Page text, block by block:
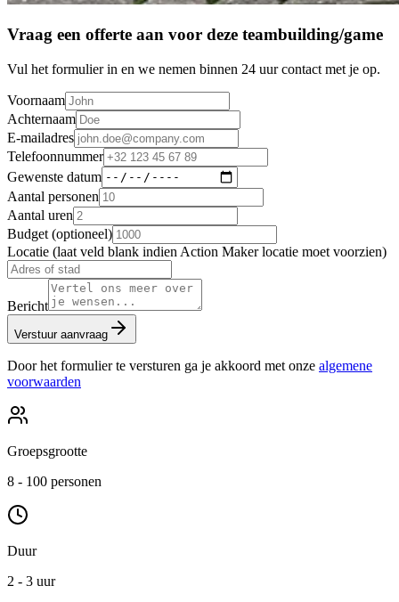
Vraag een offerte aan voor deze teambuilding/game
Vul het formulier in en we nemen binnen 24 uur contact met je op.
Voornaam
Achternaam
E-mailadres
Telefoonnummer
Gewenste datum
Aantal personen
Aantal uren
Budget (optioneel)
Locatie (laat veld blank indien Action Maker locatie moet voorzien)
Bericht
Verstuur aanvraag
Door het formulier te versturen ga je akkoord met onze algemene
voorwaarden
Groepsgrootte
8 - 100 personen
Duur
2 - 3 uur